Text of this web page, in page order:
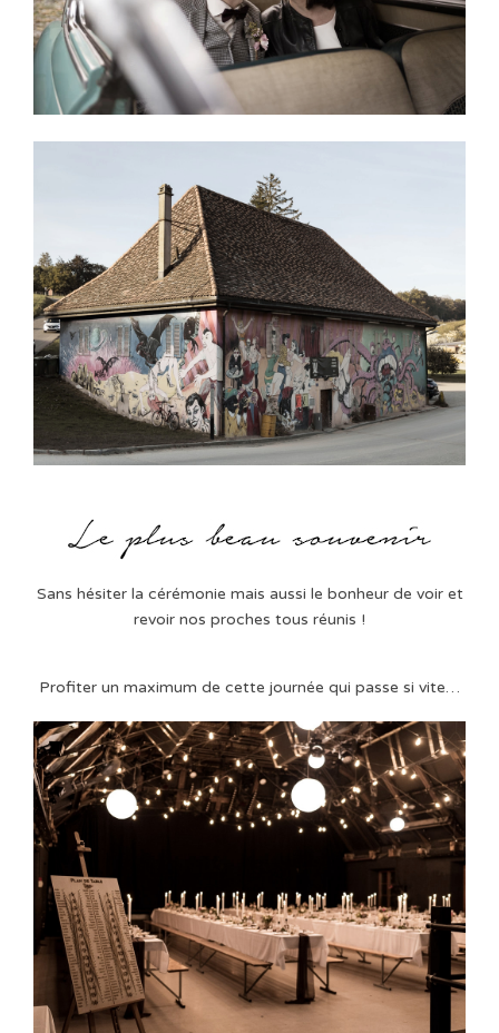
Sans hésiter la cérémonie mais aussi le bonheur de voir et
revoir nos proches tous réunis !
Profiter un maximum de cette journée qui passe si vite…